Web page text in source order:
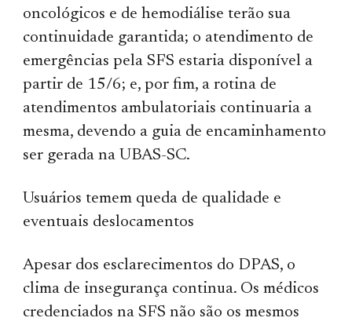
oncológicos e de hemodiálise terão sua
continuidade garantida; o atendimento de
emergências pela SFS estaria disponível a
partir de 15/6; e, por fim, a rotina de
atendimentos ambulatoriais continuaria a
mesma, devendo a guia de encaminhamento
ser gerada na UBAS-SC.
Usuários temem queda de qualidade e
eventuais deslocamentos
Apesar dos esclarecimentos do DPAS, o
clima de insegurança continua. Os médicos
credenciados na SFS não são os mesmos